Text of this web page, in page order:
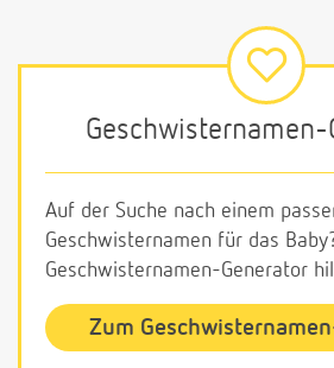
Geschwisternamen-
Auf der Suche nach einem
Geschwisternamen für das
Geschwisternamen-Generator
Zum